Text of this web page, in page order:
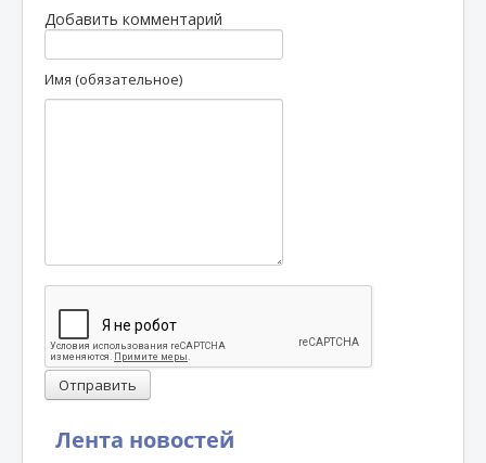
Лента новостей
Добавить комментарий
Имя (обязательное)
Отправить